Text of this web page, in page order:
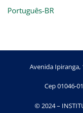
Português-BR
Avenida Ipiranga,
Cep 01046-
© 2024 –